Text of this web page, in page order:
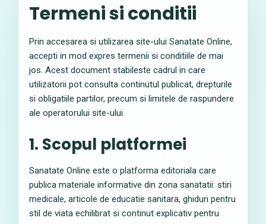
Termeni si conditii
Prin accesarea si utilizarea site-ului Sanatate Online,
accepti in mod expres termenii si conditiile de mai
jos. Acest document stabileste cadrul in care
utilizatorii pot consulta continutul publicat, drepturile
si obligatiile partilor, precum si limitele de raspundere
ale operatorului site-ului.
1. Scopul platformei
Sanatate Online este o platforma editoriala care
publica materiale informative din zona sanatatii: stiri
medicale, articole de educatie sanitara, ghiduri pentru
stil de viata echilibrat si continut explicativ pentru